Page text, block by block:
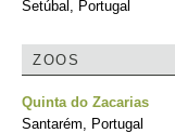
Setúbal, Portugal
ZOOS
Quinta do Zacarias
Santarém, Portugal